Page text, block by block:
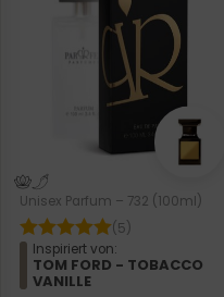
Unisex Parfum – 732 (100ml)
(5)
Inspiriert von:
TOM FORD - TOBACCO
VANILLE